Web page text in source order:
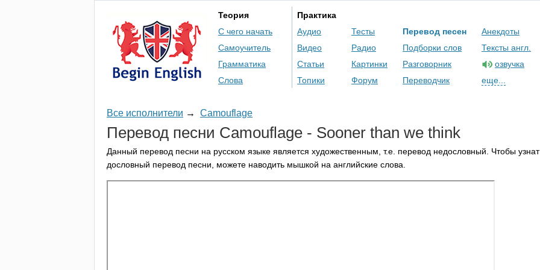
Теория
С чего начать
Самоучитель
Грамматика
Слова
Практика
Аудио
Видео
Статьи
Топики
Тесты
Радио
Картинки
Форум
Перевод песен
Подборки слов
Разговорник
Переводчик
Анекдоты
Тексты англ.
озвучка
еще...
Все исполнители → Camouflage
Перевод песни Camouflage - Sooner than we think
Данный перевод песни на русском языке является художественным, т.е. перевод недословный. Чтобы
дословный перевод песни, можете наводить мышкой на английские слова.